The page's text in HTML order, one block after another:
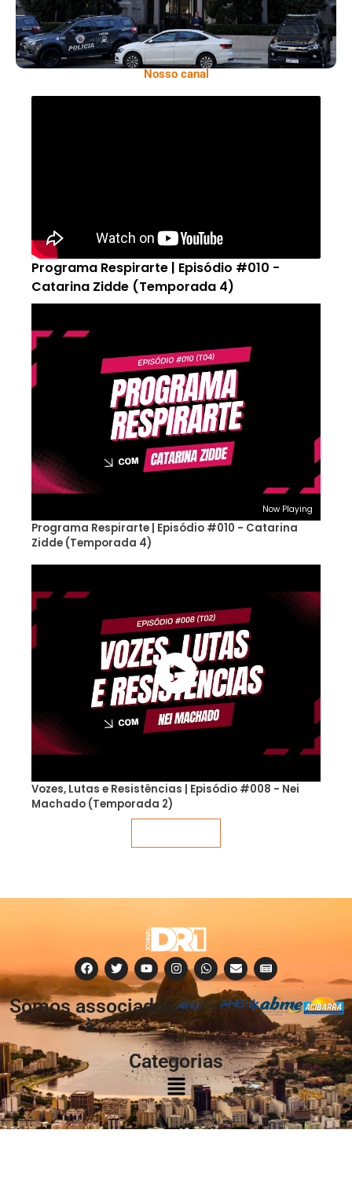
Nosso canal
Programa Respirarte | Episódio #010 -
Catarina Zidde (Temporada 4)
Now Playing
Programa Respirarte | Episódio #010 - Catarina
Zidde (Temporada 4)
Vozes, Lutas e Resistências | Episódio #008 - Nei
Machado (Temporada 2)
Somos associados
à:
Categorias